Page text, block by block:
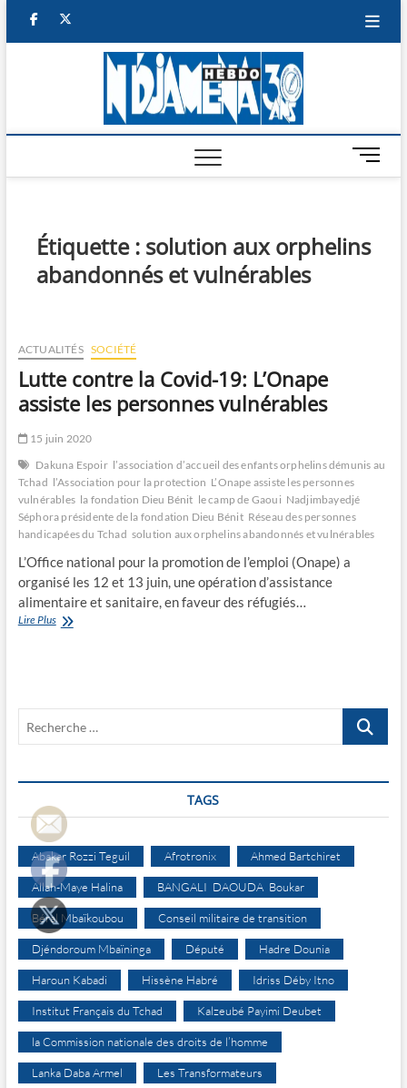
facebook
M
e
u
Étiquette : solution aux orphelins
abandonnés et vulnérables
ACTUALITÉS SOCIÉTÉ
Lutte contre la Covid-19: L’Onape
assiste les personnes vulnérables
15 juin 2020
Dakuna Espoir l’association d’accueil des enfants orphelins démunis au
Tchad l’Association pour la protection L’Onape assiste les personnes
vulnérables la fondation Dieu Bénit le camp de Gaoui Nadjimbayedjé
Séphora présidente de la fondation Dieu Bénit Réseau des personnes
handicapées du Tchad solution aux orphelins abandonnés et vulnérables
L’Office national pour la promotion de l’emploi (Onape) a
organisé les 12 et 13 juin, une opération d’assistance
alimentaire et sanitaire, en faveur des réfugiés…
Lire PlusLutte
les
Recherche
TAGS
Abakar Rozzi Teguil Afrotronix Ahmed Bartchiret
Allah-Maye Halina BANGALI DAOUDA Boukar
Béral Mbaïkoubou Conseil militaire de transition
Djéndoroum Mbaïninga Député Hadre Dounia
Haroun Kabadi Hissène Habré Idriss Déby Itno
Institut Français du Tchad Kalzeubé Payimi Deubet
la Commission nationale des droits de l’homme
Lanka Daba Armel Les Transformateurs